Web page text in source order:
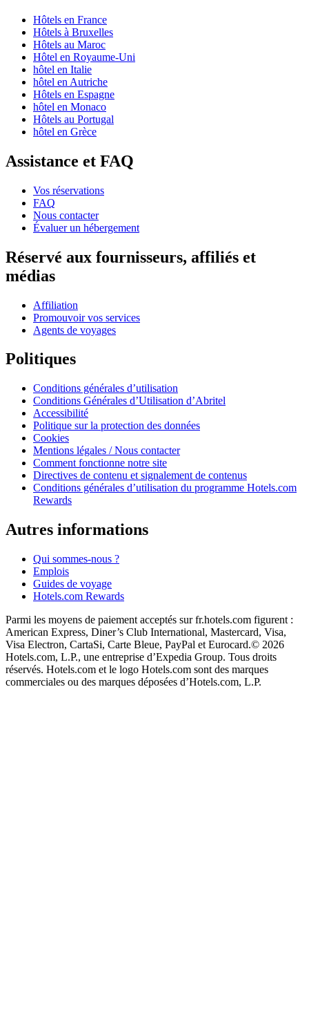
Hôtels en France
Hôtels à Bruxelles
Hôtels au Maroc
Hôtel en Royaume-Uni
hôtel en Italie
hôtel en Autriche
Hôtels en Espagne
hôtel en Monaco
Hôtels au Portugal
hôtel en Grèce
Assistance et FAQ
Vos réservations
FAQ
Nous contacter
Évaluer un hébergement
Réservé aux fournisseurs, affiliés et
médias
Affiliation
Promouvoir vos services
Agents de voyages
Politiques
Conditions générales d’utilisation
Conditions Générales d’Utilisation d’Abritel
Accessibilité
Politique sur la protection des données
Cookies
Mentions légales / Nous contacter
Comment fonctionne notre site
Directives de contenu et signalement de contenus
Conditions générales d’utilisation du programme Hotels.com
Rewards
Autres informations
Qui sommes-nous ?
Emplois
Guides de voyage
Hotels.com Rewards
Parmi les moyens de paiement acceptés sur fr.hotels.com figurent :
American Express, Diner’s Club International, Mastercard, Visa,
Visa Electron, CartaSi, Carte Bleue, PayPal et Eurocard.© 2026
Hotels.com, L.P., une entreprise d’Expedia Group. Tous droits
réservés. Hotels.com et le logo Hotels.com sont des marques
commerciales ou des marques déposées d’Hotels.com, L.P.